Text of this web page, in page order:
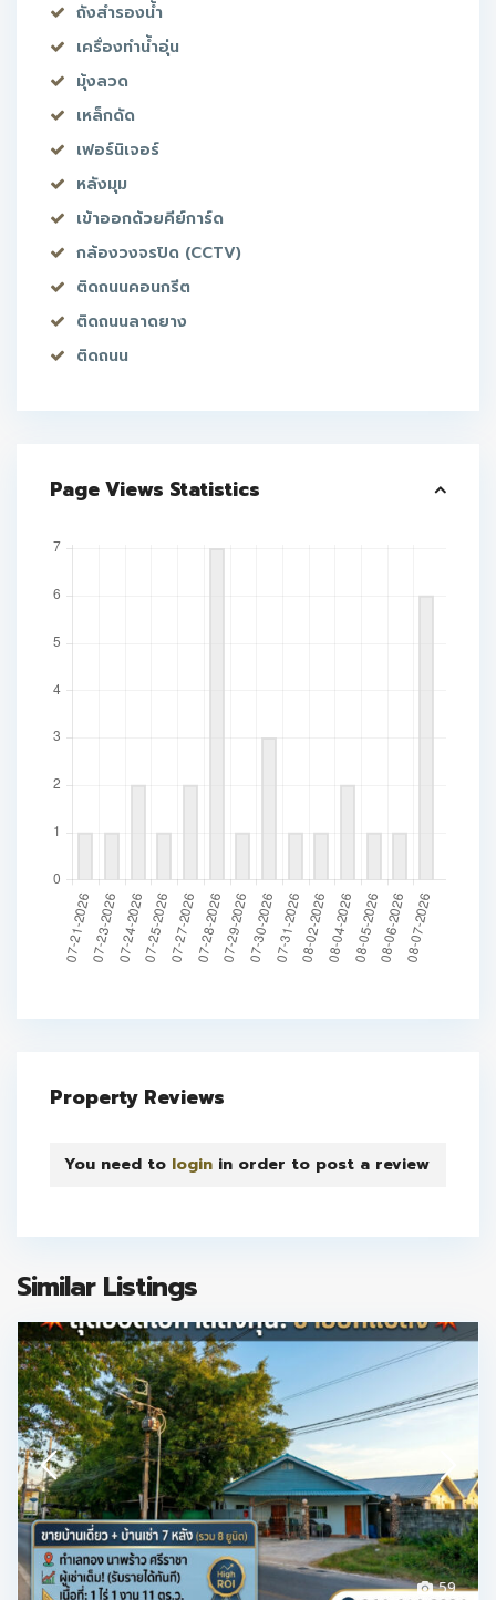
ถังสำรองน้ำ
เครื่องทำน้ำอุ่น
มุ้งลวด
เหล็กดัด
เฟอร์นิเจอร์
หลังมุม
เข้าออกด้วยคีย์การ์ด
กล้องวงจรปิด (CCTV)
ติดถนนคอนกรีต
ติดถนนลาดยาง
ติดถนน
Page Views Statistics
Property Reviews
You need to login in order to post a review
Similar Listings
59